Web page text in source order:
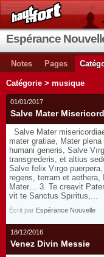
Espérance
Notes Pages
Catégorie > musique
01/01/2017
Salve Mater
Salve Mater
mater gratiae, Mater
humani generis, Salve
transgrederis, et altius
Salve felix Vırgo
regens, terram et
Mater… 3. Te creavit
vit te Sanctus Spıritus,...
Écrit par Espérance Nouvelle
18/12/2016
Venez Divin Messie